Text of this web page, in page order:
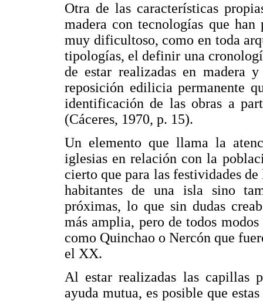
Otra de las características
madera con tecnologías que han
muy dificultoso, como en toda
tipologías, el definir una
de estar realizadas en madera
reposición edilicia permanente
identificación de las obras a
(Cáceres, 1970, p. 15).
Un elemento que llama la
iglesias en relación con la
cierto que para las festividades
habitantes de una isla sino
próximas, lo que sin dudas
más amplia, pero de todos
como Quinchao o Nercón que
el XX.
Al estar realizadas las capillas
ayuda mutua, es posible que